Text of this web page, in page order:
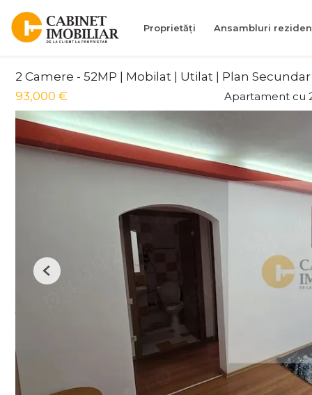
Proprietăți Ansambluri
2 Camere - 52MP | Mobilat | Utilat | Plan
93,000 €
Apartament cu
Previous